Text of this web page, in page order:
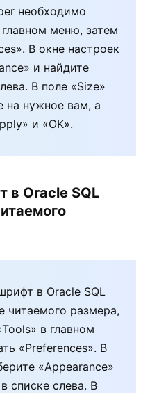
необходимо
меню, затем
В окне настроек
и найдите
В поле «Size»
на нужное вам, а
и «OK».
в Oracle SQL
в Oracle SQL
читаемого размера,
в главном
«Preferences». В
«Appearance»
списке слева. В